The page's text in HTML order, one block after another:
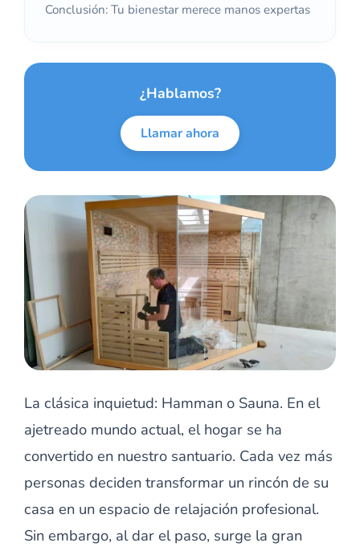
La clásica inquietud: Hamman o Sauna. En el
ajetreado mundo actual, el hogar se ha
convertido en nuestro santuario. Cada vez más
personas deciden transformar un rincón de su
casa en un espacio de relajación profesional.
Sin embargo, al dar el paso, surge la gran
Conclusión: Tu bienestar merece manos expertas
¿Hablamos?
Llamar ahora